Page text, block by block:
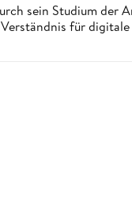
sein Studium der
für